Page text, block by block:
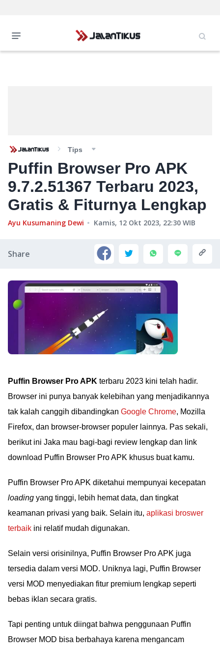
Tips
Puffin Browser Pro APK
9.7.2.51367 Terbaru 2023,
Gratis & Fiturnya Lengkap
Ayu Kusumaning Dewi Kamis, 12 Okt 2023, 22:30 WIB
Share
Puffin Browser Pro APK terbaru 2023 kini telah hadir.
Browser ini punya banyak kelebihan yang menjadikannya
tak kalah canggih dibandingkan Google Chrome, Mozilla
Firefox, dan browser-browser populer lainnya. Pas sekali,
berikut ini Jaka mau bagi-bagi review lengkap dan link
download Puffin Browser Pro APK khusus buat kamu.
Puffin Browser Pro APK diketahui mempunyai kecepatan
loading yang tinggi, lebih hemat data, dan tingkat
keamanan privasi yang baik. Selain itu, aplikasi broswer
terbaik ini relatif mudah digunakan.
Selain versi orisinilnya, Puffin Browser Pro APK juga
tersedia dalam versi MOD. Uniknya lagi, Puffin Browser
versi MOD menyediakan fitur premium lengkap seperti
bebas iklan secara gratis.
Tapi penting untuk diingat bahwa penggunaan Puffin
Browser MOD bisa berbahaya karena mengancam